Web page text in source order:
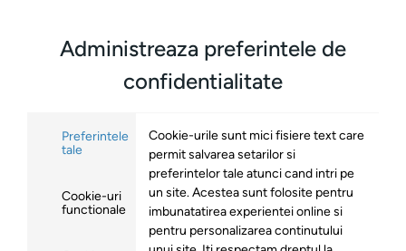
3,351 74Lei
Adauga in cos
5,64152Lei
Lei
Adauga in cos
Administreaza preferintele de
confidentialitate
Preferintele
tale
Cookie-uri
functionale
Cookie-urile sunt mici fisiere text care
permit salvarea setarilor si
preferintelor tale atunci cand intri pe
un site. Acestea sunt folosite pentru
imbunatatirea experientei online si
pentru personalizarea continutului